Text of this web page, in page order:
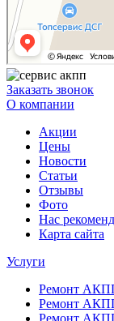
Заказать звонок
О компании
Акции
Цены
Новости
Статьи
Отзывы
Фото
Нас
Карта сайта
Услуги
Ремонт
Ремонт